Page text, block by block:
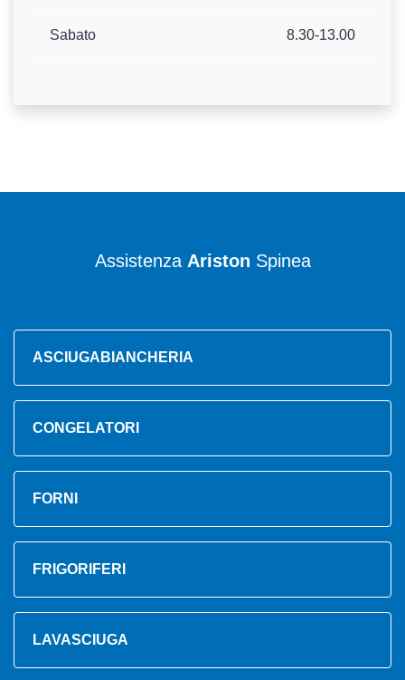
Sabato 8.30-13.00
Assistenza Ariston Spinea
ASCIUGABIANCHERIA
CONGELATORI
FORNI
FRIGORIFERI
LAVASCIUGA